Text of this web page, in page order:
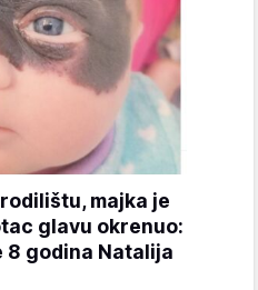
majka je
glavu okrenuo:
8 godina Natalija